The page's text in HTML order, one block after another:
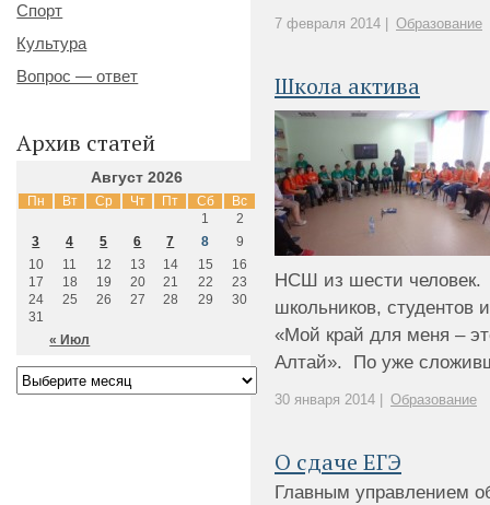
7 февраля 2014 | Образование
Школа актива
НСШ из шести человек.
школьников, студентов
«Мой край для меня –
Алтай». По уже
30 января 2014 | Образование
О сдаче ЕГЭ
Главным управлением
Спорт
Культура
Вопрос — ответ
Архив статей
Август 2026
Пн Вт Ср Чт Пт Сб Вс
« Июл
1
2
3
4 5 6 7 8
9
10
11 12 13 14 15
16
17
18 19 20 21 22
23
24
25 26 27 28 29
30
31